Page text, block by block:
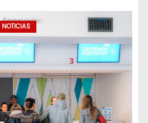
NOTICIAS